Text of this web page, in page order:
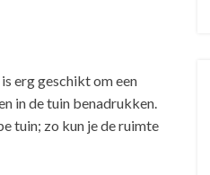
erg geschikt om een
in de tuin benadrukken.
tuin; zo kun je de ruimte